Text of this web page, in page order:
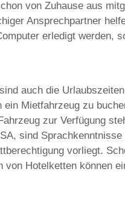
von Zuhause aus
Ansprechpartner
erledigt werden,
auch die
ein Mietfahrzeug zu
zur Verfügung
sind
vorliegt.
von Hotelketten können